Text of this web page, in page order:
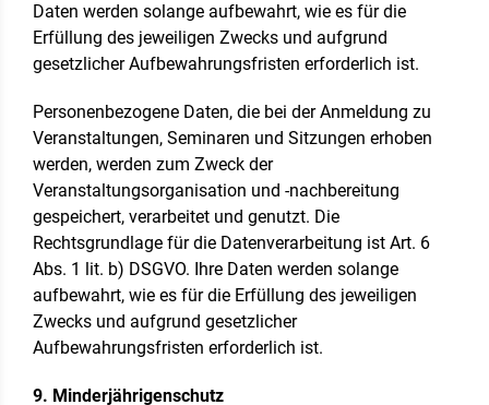
Daten werden solange aufbewahrt, wie es für die
Erfüllung des jeweiligen Zwecks und aufgrund
gesetzlicher Aufbewahrungsfristen erforderlich ist.
Personenbezogene Daten, die bei der Anmeldung zu
Veranstaltungen, Seminaren und Sitzungen erhoben
werden, werden zum Zweck der
Veranstaltungsorganisation und -nachbereitung
gespeichert, verarbeitet und genutzt. Die
Rechtsgrundlage für die Datenverarbeitung ist Art. 6
Abs. 1 lit. b) DSGVO. Ihre Daten werden solange
aufbewahrt, wie es für die Erfüllung des jeweiligen
Zwecks und aufgrund gesetzlicher
Aufbewahrungsfristen erforderlich ist.
9. Minderjährigenschutz